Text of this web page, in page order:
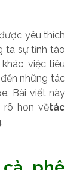
yêu thích
ta sự tỉnh táo
việc tiêu
những tác
Bài viết này
rõ hơn vềtác